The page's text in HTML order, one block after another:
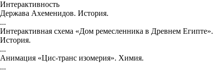
Интерактивность
Держава Ахеменидов. История.
...
Интерактивная схема «Дом ремесленника в Древнем Египте».
История.
...
Анимация «Цис-транс изомерия». Химия.
...